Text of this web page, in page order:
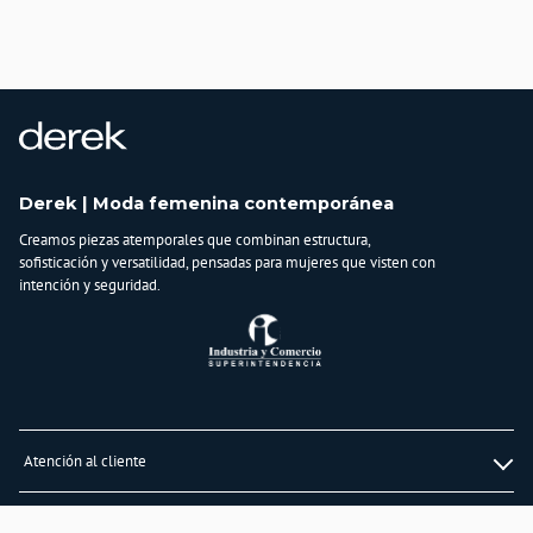
Derek | Moda femenina contemporánea
Creamos piezas atemporales que combinan estructura,
sofisticación y versatilidad, pensadas para mujeres que visten con
intención y seguridad.
Atención al cliente